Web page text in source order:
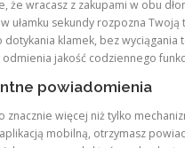
że wracasz z zakupami w obu
ułamku sekundy rozpozna
dotykania klamek, bez wyciągania
jakość codziennego
powiadomienia
znacznie więcej niż tylko
mobilną, otrzymasz